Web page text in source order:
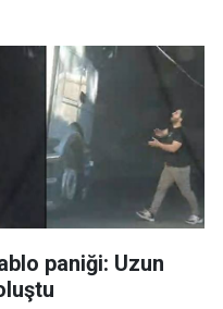
paniği: Uzun